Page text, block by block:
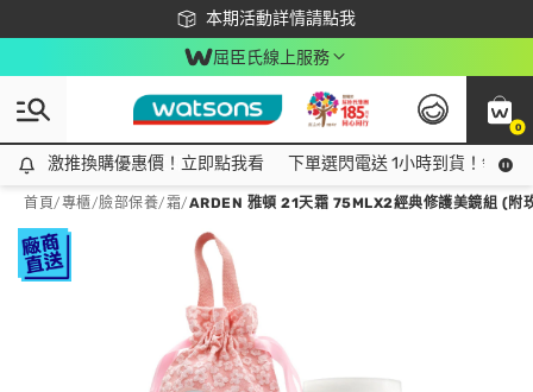
本期活動詳情請點我
下載app最高回饋$350
屈臣氏線上服務
0
激推換購優惠價！立即點我看
激推換購優惠價！立即點我看 下單選閃電送 1小時到貨！領神
首頁/專櫃/臉部保養/霜/ARDEN 雅頓 21天霜 75MLX2經典修護美鏡組 (附